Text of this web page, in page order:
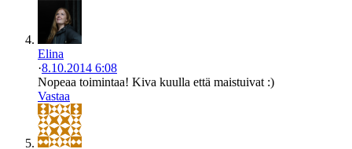
Elina
·8.10.2014 6:08
Nopeaa toimintaa! Kiva kuulla että maistuivat :)
Vastaa